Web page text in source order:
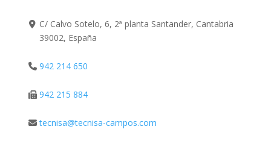
C/ Calvo Sotelo, 6, 2ª planta Santander, Cantabria
39002, España
942 214 650
942 215 884
tecnisa@tecnisa-campos.com